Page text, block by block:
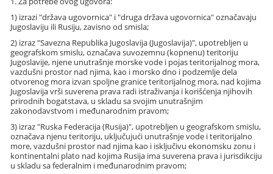
1) izrazi "država ugovornica" i "druga država ugovornica" označavaju
Jugoslaviju ili Rusiju, zavisno od smisla;
2) izraz "Savezna Republika Jugoslavija (Jugoslavija)", upotrebljen u
geografskom smislu, označava suvozemnu (kopnenu) teritoriju
Jugoslavije, njene unutrašnje morske vode i pojas teritorijalnog mora,
vazdušni prostor nad njima, kao i morsko dno i podzemlje dela
otvorenog mora izvan spoljne granice teritorijalnog mora, nad kojima
Jugoslavija vrši suverena prava radi istraživanja i korišćenja njihovih
prirodnih bogatstava, u skladu sa svojim unutrašnjim
zakonodavstvom i međunarodnim pravom;
3) izraz "Ruska Federacija (Rusija)", upotrebljen u geografskom smislu,
označava njenu teritoriju, uključujući unutrašnje vode i teritorijalno
more, vazdušni prostor nad njima kao i isključivu ekonomsku zonu i
kontinentalni plato nad kojima Rusija ima suverena prava i jurisdikciju
u skladu sa federalnim i međunarodnim pravom;